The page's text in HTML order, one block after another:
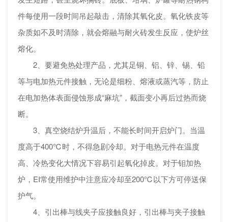
件每使用一段时间吊起敲击，清除其氧化皮。氧化铁皮等
杂质如不及时清除，就会熔融与耐火砖发生反应，使炉丝
熔化。
2、要避免热处理产品，尤其足铜、铝、锌、锡、铅
等与电加热元件接触，无论是细粉、熔液或蒸汽等，防止
在电加热体表面侵蚀形成“麻坑”，截面变小再后过热而烧
断。
3、真空烧结炉升温后，不能长时间开启炉门。当温
度高于400℃时，不得急剧冷却。对于电热元件在温度
高、冷热变化大情况下容易引起氧化掉皮。对于钼加热
炉，EI常使用维护中注意应冷却至200℃以下方可停送保
护气。
4、引出棒与线夹子应接触良好，引出棒与夹子接触